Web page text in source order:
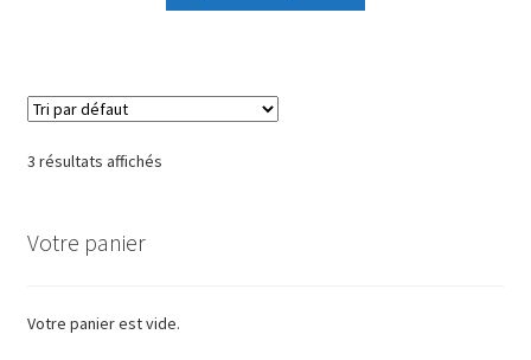
3 résultats affichés
Votre panier
Votre panier est vide.